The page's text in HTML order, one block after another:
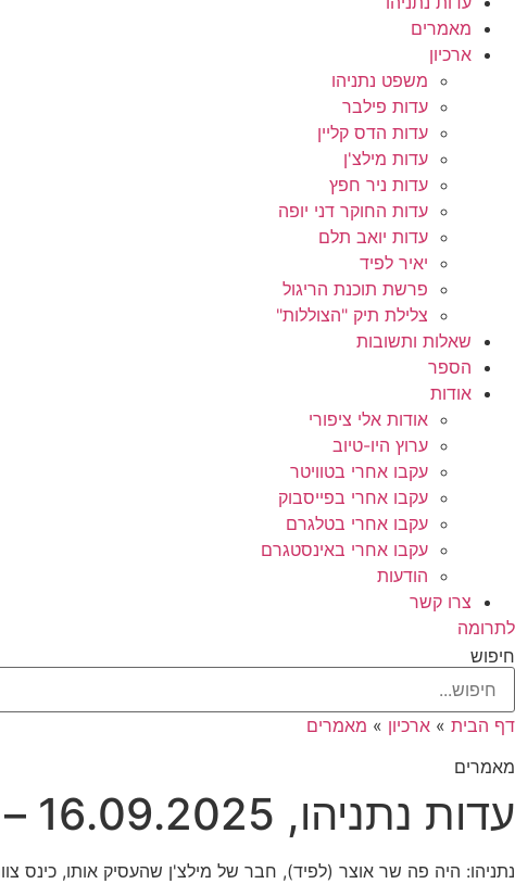
מאמרים
ארכיון
משפט נתניהו
עדות פילבר
עדות הדס קליין
עדות מילצ'ן
עדות ניר חפץ
עדות החוקר דני יופה
עדות יואב תלם
יאיר לפיד
פרשת תוכנת הריגול
צלילת תיק "הצוללות"
שאלות ותשובות
הספר
אודות
אודות אלי ציפורי
ערוץ היו-טיוב
עקבו אחרי בטוויטר
עקבו אחרי בפייסבוק
עקבו אחרי בטלגרם
עקבו אחרי באינסטגרם
הודעות
צרו קשר
לתרומה
חיפוש
דף הבית » ארכיון » מאמרים
מאמרים
עדות נתניהו, 16.09.2025 – יום עדות מס' 43
נתניהו: היה פה שר אוצר (לפיד), חבר של מילצ'ן שהעסיק אותו, כינס